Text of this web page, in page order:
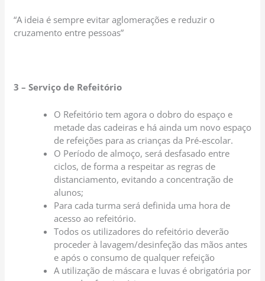
“A ideia é sempre evitar aglomerações e reduzir o
cruzamento entre pessoas”
3 – Serviço de Refeitório
O Refeitório tem agora o dobro do espaço e
metade das cadeiras e há ainda um novo espaço
de refeições para as crianças da Pré-escolar.
O Período de almoço, será desfasado entre
ciclos, de forma a respeitar as regras de
distanciamento, evitando a concentração de
alunos;
Para cada turma será definida uma hora de
acesso ao refeitório.
Todos os utilizadores do refeitório deverão
proceder à lavagem/desinfeção das mãos antes
e após o consumo de qualquer refeição
A utilização de máscara e luvas é obrigatória por